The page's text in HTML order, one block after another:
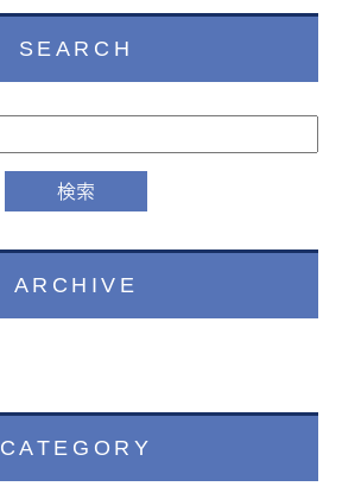
SEARCH
ARCHIVE
CATEGORY